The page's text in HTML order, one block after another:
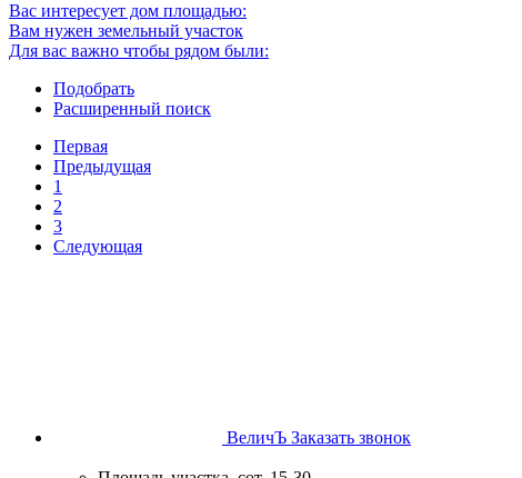
Вас интересует дом площадью:
Вам нужен земельный участок
Для вас важно чтобы рядом были:
Подобрать
Расширенный поиск
Первая
Предыдущая
1
2
3
Следующая
ВеличЪ Заказать звонок